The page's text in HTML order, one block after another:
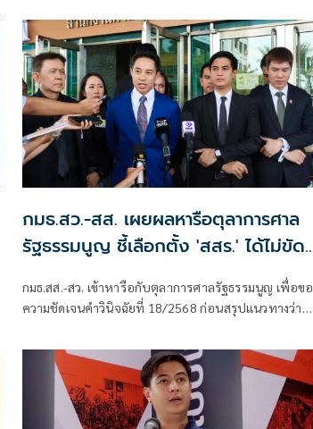
ผูกพันทางกฎหมาย พร้อมย้ำต้องยึดคำวินิจฉัยศาล
รัฐธรรมนูญที่ 18/2568 ซึ่งกำหนดให้รัฐสภาไม่มีอำนา
กมธ.สว.-สส. เผยผลหารือตุลาการศาล
รัฐธรรมนูญ ชี้เลือกตั้ง 'สสร.' ได้ไม่ขัด
กมธ.สส.-สว. เข้าหารือกับตุลาการศาลรัฐธรรมนูญ เพื่อขอ
ความชัดเจนคำวินิจฉัยที่ 18/2568 ก่อนสรุปแนวทางว่า
ประชาชนโดยตรงสามารถดำเนินการได้ แต่คณะ
กรรมาธิการยกร่างรัฐธรรมนูญไม่อาจมาจากการเลือกตั้ง
โดยตรงของประชาชน